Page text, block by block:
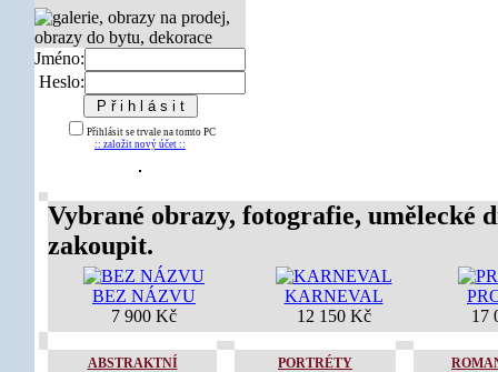
Jméno:
Heslo:
Přihlásit se trvale na tomto PC
:: založit nový účet ::
Vybrané obrazy, fotografie, umělecké
zakoupit.
BEZ NÁZVU
7 900 Kč
KARNEVAL
12 150 Kč
17
ABSTRAKTNÍ PORTRÉTY